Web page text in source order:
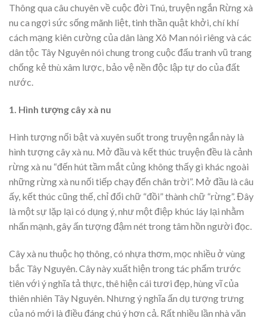
Thông qua câu chuyên về cuộc đời Tnú, truyện ngắn Rừng xà
nu ca ngợi sức sống mãnh liệt, tinh thần quật khởi, chí khí
cách mạng kiên cường của dân làng Xô Man nói riêng và các
dân tộc Tây Nguyên nói chung trong cuộc đấu tranh vũ trang
chống kẻ thù xâm lược, bảo vệ nền độc lập tự do của đất
nước.
1. Hình tượng cây xà nu
Hình tượng nối bật và xuyên suốt trong truyện ngắn này là
hình tượng cây xà nu. Mở đầu và kết thúc truyện đều là cảnh
rừng xà nu “đến hút tầm mắt củng không thấy gì khác ngoài
những rừng xà nu nối tiếp chạy đến chân trời”. Mở đầu là câu
ấy, kết thúc cũng thế, chỉ đổi chữ “đồi” thành chữ “rừng”. Đây
là một sự lặp lại có dụng ý, như một điệp khúc láy lại nhằm
nhấn mạnh, gây ấn tượng đậm nét trong tâm hồn người đọc.
Cây xà nu thuộc họ thông, có nhựa thơm, mọc nhiều ở vùng
bắc Tây Nguyên. Cây này xuất hiện trong tác phẩm trước
tiên với ý nghĩa tả thực, thê hiện cái tươi đẹp, hùng vĩ của
thiên nhiên Tây Nguyên. Nhưng ý nghĩa ấn dụ tượng trưng
của nó mới là điều đáng chú ý hơn cả. Rất nhiều lần nhà văn